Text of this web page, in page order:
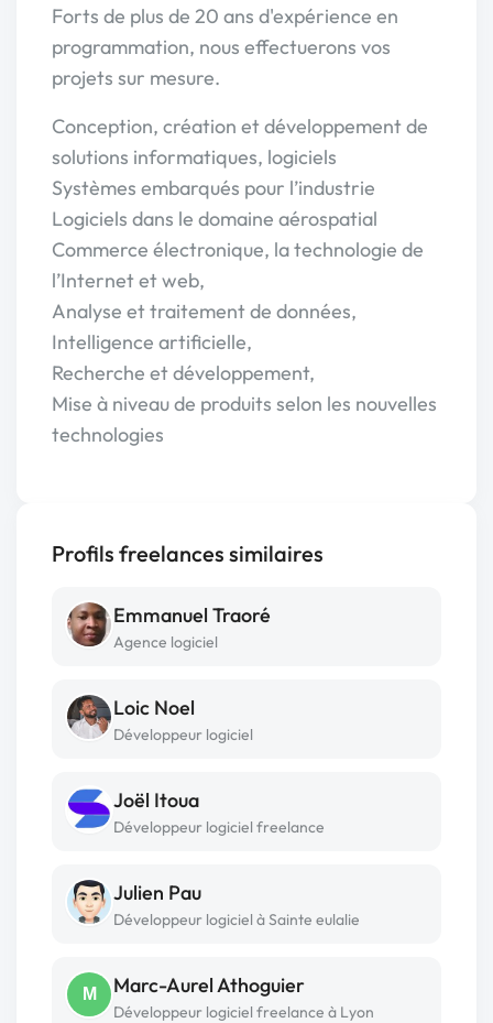
Forts de plus de 20 ans d'expérience en
programmation, nous effectuerons vos
projets sur mesure.
Conception, création et développement de
solutions informatiques, logiciels
Systèmes embarqués pour l’industrie
Logiciels dans le domaine aérospatial
Commerce électronique, la technologie de
l’Internet et web,
Analyse et traitement de données,
Intelligence artificielle,
Recherche et développement,
Mise à niveau de produits selon les nouvelles
technologies
Profils freelances similaires
Emmanuel Traoré
Agence logiciel
Loic Noel
Développeur logiciel
Joël Itoua
Développeur logiciel freelance
Julien Pau
Développeur logiciel à Sainte eulalie
M Marc-Aurel Athoguier
Développeur logiciel freelance à Lyon